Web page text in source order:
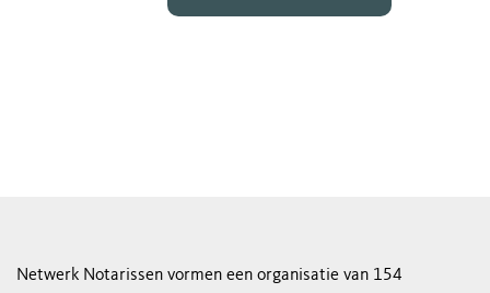
Netwerk Notarissen vormen een organisatie van 154